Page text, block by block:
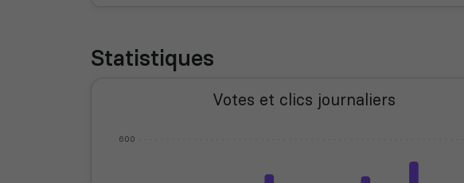
Statistiques
Votes et clics journaliers
600